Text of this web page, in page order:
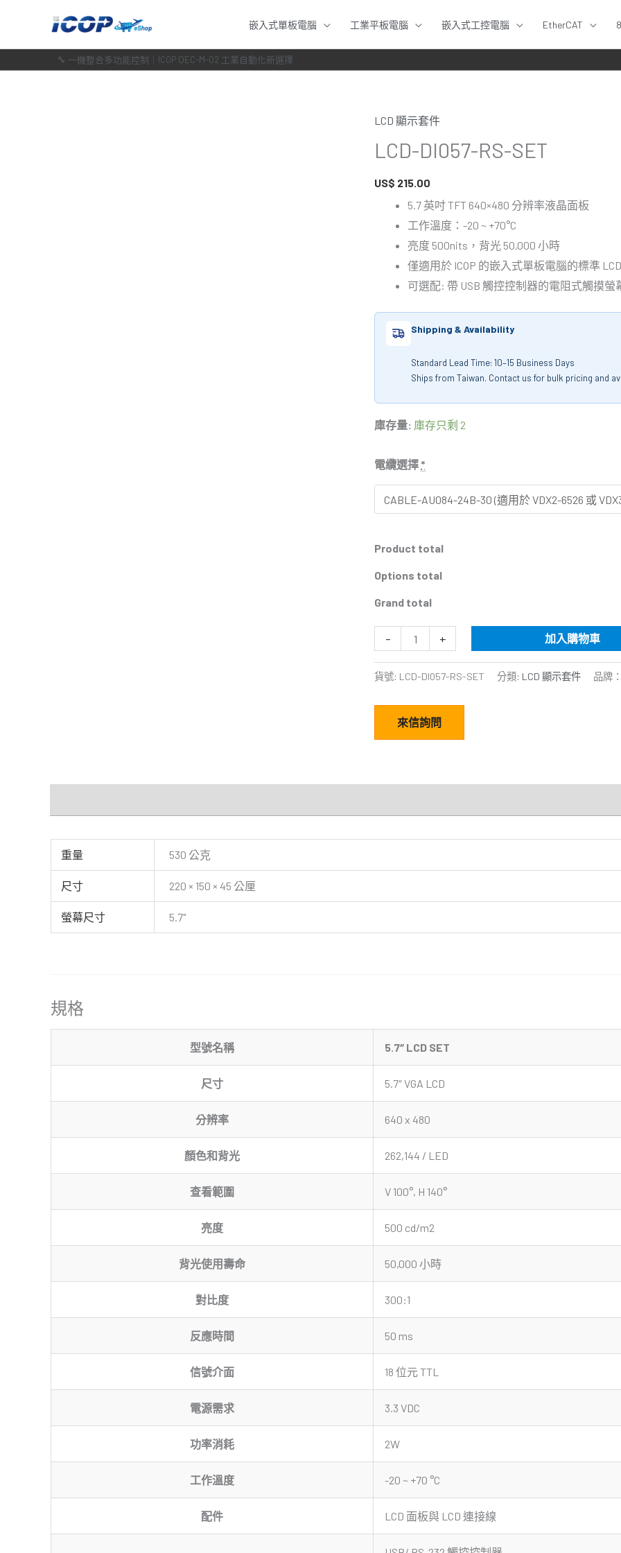
主
要
嵌入式單板電腦 工業平板電腦 嵌入式工控電腦 EtherCAT
🔧 一機整合多功能控制｜ICOP QEC-M-02 工業自動化新選擇
LCD 顯示套件
LCD-DI057-RS-SET
US$ 215.00
5.7 英吋 TFT 640×480 分辨率液晶面板
工作溫度：-20 ~ +70°C
亮度 500nits，背光 50,000 小時
僅適用於 ICOP 的嵌入式單板電腦的標準
可選配: 帶 USB 觸控控制器的電阻式觸摸螢
Shipping & Availability
Standard Lead Time: 10–15 Business Days
Ships from Taiwan. Contact us for bulk pricing and
庫存量: 庫存只剩 2
電纜選擇 *
Product total
Options total
Grand total
-
LCD-
DI057-
SET
+ 加入購物車
貨號: LCD-DI057-RS-SET 分類: LCD 顯示套件 品牌：
來信詢問
重量 530 公克
尺寸 220 × 150 × 45 公厘
螢幕尺寸 5.7"
規格
型號名稱 5.7″ LCD SET
尺寸 5.7″ VGA LCD
分辨率 640 x 480
顏色和背光 262,144 / LED
查看範圍 V 100°, H 140°
亮度 500 cd/m2
背光使用壽命 50,000 小時
對比度 300:1
反應時間 50 ms
信號介面 18 位元 TTL
電源需求 3.3 VDC
功率消耗 2W
工作溫度 -20 ~ +70 °C
配件 LCD 面板與 LCD 連接線